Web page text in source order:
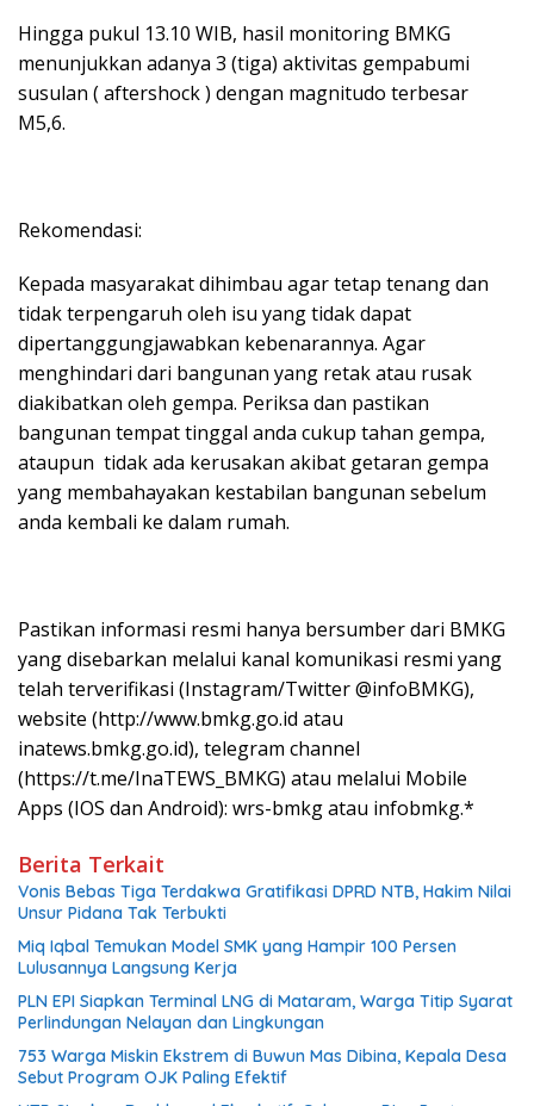
Hingga pukul 13.10 WIB, hasil monitoring BMKG
menunjukkan adanya 3 (tiga) aktivitas gempabumi
susulan ( aftershock ) dengan magnitudo terbesar
M5,6.
Rekomendasi:
Kepada masyarakat dihimbau agar tetap tenang dan
tidak terpengaruh oleh isu yang tidak dapat
dipertanggungjawabkan kebenarannya. Agar
menghindari dari bangunan yang retak atau rusak
diakibatkan oleh gempa. Periksa dan pastikan
bangunan tempat tinggal anda cukup tahan gempa,
ataupun tidak ada kerusakan akibat getaran gempa
yang membahayakan kestabilan bangunan sebelum
anda kembali ke dalam rumah.
Pastikan informasi resmi hanya bersumber dari BMKG
yang disebarkan melalui kanal komunikasi resmi yang
telah terverifikasi (Instagram/Twitter @infoBMKG),
website (http://www.bmkg.go.id atau
inatews.bmkg.go.id), telegram channel
(https://t.me/InaTEWS_BMKG) atau melalui Mobile
Apps (IOS dan Android): wrs-bmkg atau infobmkg.*
Berita Terkait
Vonis Bebas Tiga Terdakwa Gratifikasi DPRD NTB, Hakim Nilai
Unsur Pidana Tak Terbukti
Miq Iqbal Temukan Model SMK yang Hampir 100 Persen
Lulusannya Langsung Kerja
PLN EPI Siapkan Terminal LNG di Mataram, Warga Titip Syarat
Perlindungan Nelayan dan Lingkungan
753 Warga Miskin Ekstrem di Buwun Mas Dibina, Kepala Desa
Sebut Program OJK Paling Efektif